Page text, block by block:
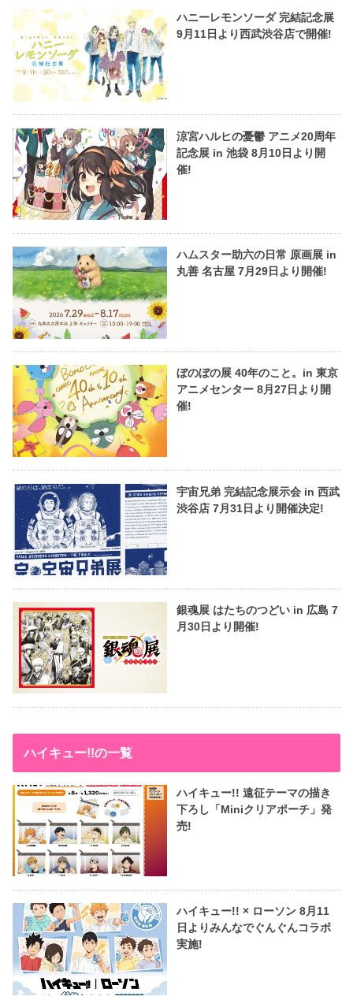
ハニーレモンソーダ 完結記念展
9月11日より西武渋谷店で開催!
涼宮ハルヒの憂鬱 アニメ20周年
記念展 in 池袋 8月10日より開
催!
ハムスター助六の日常 原画展 in
丸善 名古屋 7月29日より開催!
ぼのぼの展 40年のこと。in 東京
アニメセンター 8月27日より開
催!
宇宙兄弟 完結記念展示会 in 西武
渋谷店 7月31日より開催決定!
銀魂展 はたちのつどい in 広島 7
月30日より開催!
ハイキュー!!の一覧
ハイキュー!! 遠征テーマの描き
下ろし「Miniクリアポーチ」発
売!
ハイキュー!! × ローソン 8月11
日よりみんなでぐんぐんコラボ
実施!